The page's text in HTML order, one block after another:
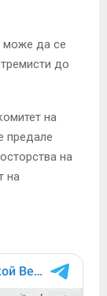
може да се
до
на
предале
на
на